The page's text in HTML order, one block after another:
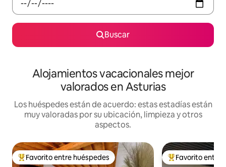
Buscar
Alojamientos vacacionales mejor
valorados en Asturias
Los huéspedes están de acuerdo: estas estadías están
muy valoradas por su ubicación, limpieza y otros
aspectos.
Favorito entre huéspedes preferido
Favorito entre huéspedes Favorito entre
Favorito entre